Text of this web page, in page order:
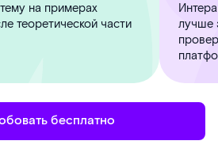
на примерах
теоретической части
лучше
бесплатно